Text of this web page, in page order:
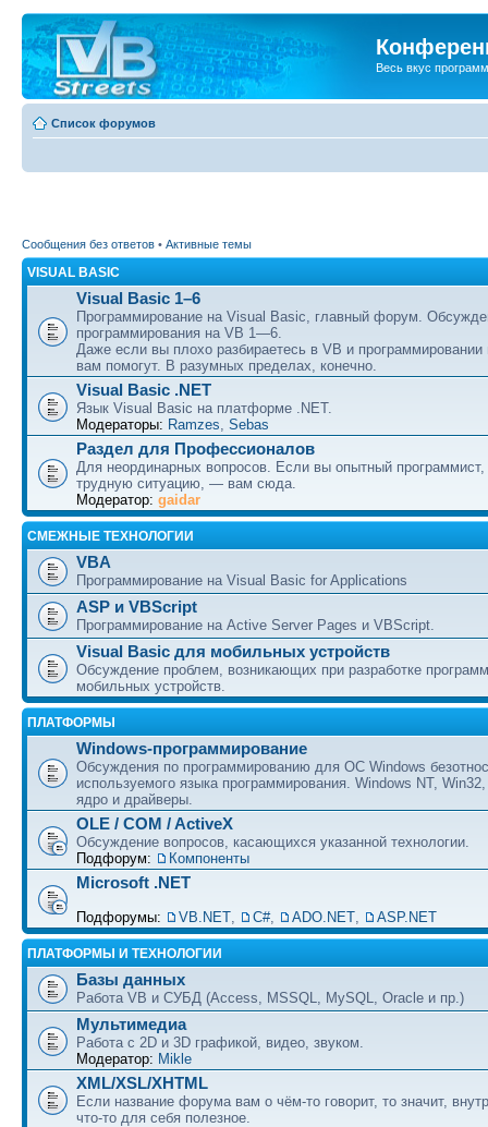
Весь вкус
Список форумов
Сообщения без ответов • Активные темы
VISUAL BASIC
Visual Basic 1–6
Программирование на Visual Basic, главный форум.
программирования на VB 1—6.
Даже если вы плохо разбираетесь в VB и
вам помогут. В разумных пределах, конечно.
Visual Basic .NET
Язык Visual Basic на платформе .NET.
Модераторы: Ramzes, Sebas
Раздел для Профессионалов
Для неординарных вопросов. Если вы опытный
трудную ситуацию, — вам сюда.
Модератор: gaidar
СМЕЖНЫЕ ТЕХНОЛОГИИ
VBA
Программирование на Visual Basic for Applications
ASP и VBScript
Программирование на Active Server Pages и VBScript.
Visual Basic для мобильных устройств
Обсуждение проблем, возникающих при разработке
мобильных устройств.
ПЛАТФОРМЫ
Windows-программирование
Обсуждения по программированию для ОС Windows
используемого языка программирования. Windows NT,
ядро и драйверы.
OLE / COM / ActiveX
Обсуждение вопросов, касающихся указанной технологии.
Подфорум:
Компоненты
Microsoft .NET
Подфорумы: VB.NET, C#, ADO.NET, ASP.NET
ПЛАТФОРМЫ И ТЕХНОЛОГИИ
Базы данных
Работа VB и СУБД (Access, MSSQL, MySQL, Oracle и пр.)
Мультимедиа
Работа с 2D и 3D графикой, видео, звуком.
Модератор: Mikle
XML/XSL/XHTML
Если название форума вам о чём-то говорит, то значит,
что-то для себя полезное.